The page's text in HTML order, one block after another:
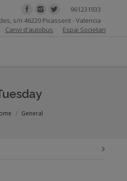
961231933
s/n 46220 Picassent - Valencia
Canvi d'autobus Espai Societari
General